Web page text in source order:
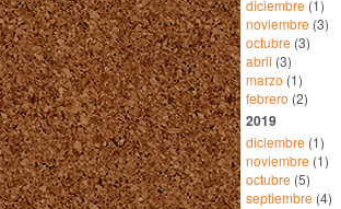
diciembre (1)
noviembre (3)
octubre (3)
abril (3)
marzo (1)
febrero (2)
2019
diciembre (1)
noviembre (1)
octubre (5)
septiembre (4)